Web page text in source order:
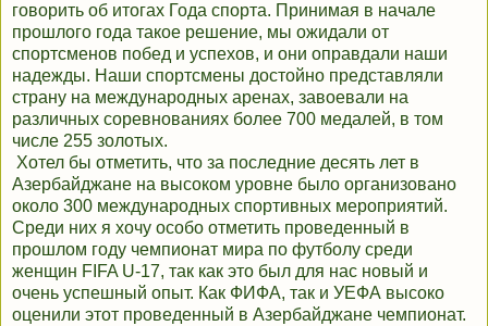
говорить об итогах Года спорта. Принимая в начале
прошлого года такое решение, мы ожидали от
спортсменов побед и успехов, и они оправдали наши
надежды. Наши спортсмены достойно представляли
страну на международных аренах, завоевали на
различных соревнованиях более 700 медалей, в том
числе 255 золотых.
Хотел бы отметить, что за последние десять лет в
Азербайджане на высоком уровне было организовано
около 300 международных спортивных мероприятий.
Среди них я хочу особо отметить проведенный в
прошлом году чемпионат мира по футболу среди
женщин FIFA U-17, так как это был для нас новый и
очень успешный опыт. Как ФИФА, так и УЕФА высоко
оценили этот проведенный в Азербайджане чемпионат.